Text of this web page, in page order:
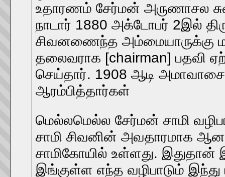
உதாரணம் சேர்மன் அருணாசல
நாடார் 1880 அக்டோபர் 2இல்
சிவனணைந்த அம்மையாருக்கு
தலைவராக [chairman] பதவி
செய்தார். 1908 ஆடி
ஆரம்பித்தார்கள்
மெல்லமெல்ல சேர்மன் சாமி
சாமி சிவனின் அவதாரமாக
சாமிகோயில் உள்ளது. இதுதான்
இங்குள்ள எந்த வழிபாடும்